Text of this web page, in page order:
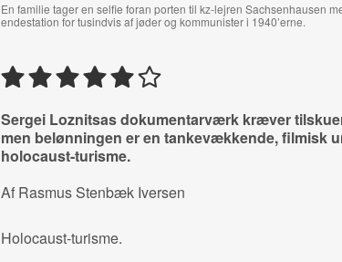
En familie tager en selfie foran porten til kz-lejren Sachsenhausen
endestation for tusindvis af jøder og kommunister i 1940’erne.
Sergei Loznitsas dokumentarværk kræver
men belønningen er en tankevækkende, filmisk
holocaust-turisme.
Af Rasmus Stenbæk Iversen
Holocaust-turisme.